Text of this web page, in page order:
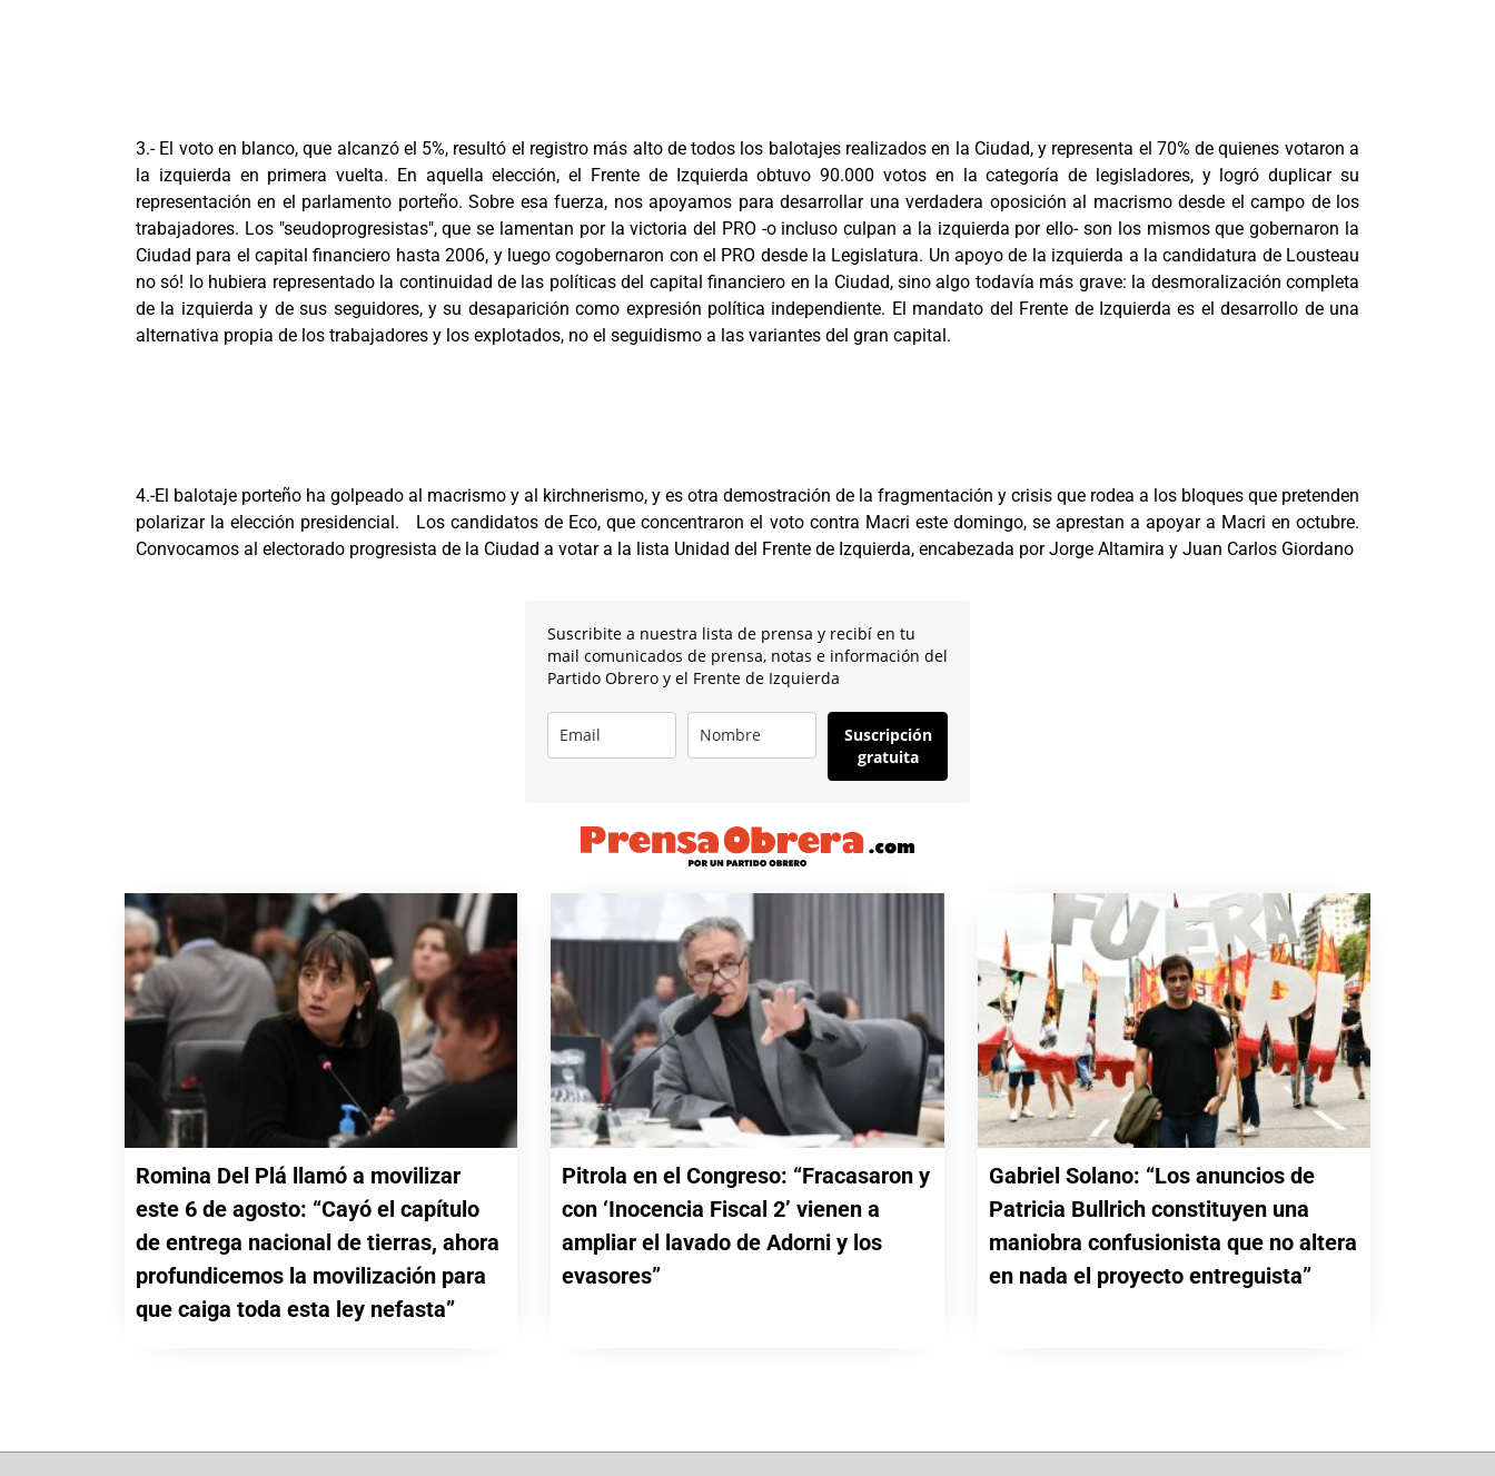
3.- El voto en blanco, que alcanzó el 5%, resultó el registro más alto de todos los balotajes realizados en la Ciudad, y representa el 70% de quienes votaron a
la izquierda en primera vuelta. En aquella elección, el Frente de Izquierda obtuvo 90.000 votos en la categoría de legisladores, y logró duplicar su
representación en el parlamento porteño. Sobre esa fuerza, nos apoyamos para desarrollar una verdadera oposición al macrismo desde el campo de los
trabajadores. Los "seudoprogresistas", que se lamentan por la victoria del PRO -o incluso culpan a la izquierda por ello- son los mismos que gobernaron la
Ciudad para el capital financiero hasta 2006, y luego cogobernaron con el PRO desde la Legislatura. Un apoyo de la izquierda a la candidatura de Lousteau
no só! lo hubiera representado la continuidad de las políticas del capital financiero en la Ciudad, sino algo todavía más grave: la desmoralización completa
de la izquierda y de sus seguidores, y su desaparición como expresión política independiente. El mandato del Frente de Izquierda es el desarrollo de una
alternativa propia de los trabajadores y los explotados, no el seguidismo a las variantes del gran capital.
4.-El balotaje porteño ha golpeado al macrismo y al kirchnerismo, y es otra demostración de la fragmentación y crisis que rodea a los bloques que pretenden
polarizar la elección presidencial. Los candidatos de Eco, que concentraron el voto contra Macri este domingo, se aprestan a apoyar a Macri en octubre.
Convocamos al electorado progresista de la Ciudad a votar a la lista Unidad del Frente de Izquierda, encabezada por Jorge Altamira y Juan Carlos Giordano
Suscribite a nuestra lista de prensa y recibí en tu
mail comunicados de prensa, notas e información del
Partido Obrero y el Frente de Izquierda
Suscripción
gratuita
Romina Del Plá llamó a movilizar
este 6 de agosto: “Cayó el capítulo
de entrega nacional de tierras, ahora
profundicemos la movilización para
que caiga toda esta ley nefasta”
Pitrola en el Congreso: “Fracasaron y
con ‘Inocencia Fiscal 2’ vienen a
ampliar el lavado de Adorni y los
evasores”
Gabriel Solano: “Los anuncios de
Patricia Bullrich constituyen una
maniobra confusionista que no altera
en nada el proyecto entreguista”